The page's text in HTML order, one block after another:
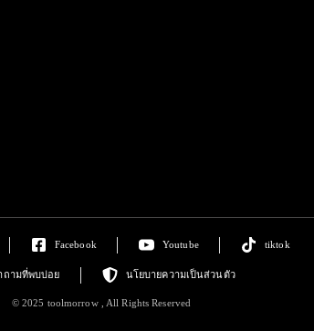
Facebook Youtube tiktok
ถามที่พบบ่อย นโยบายความเป็นส่วนตัว
© 2025 toolmorrow , All Rights Reserved